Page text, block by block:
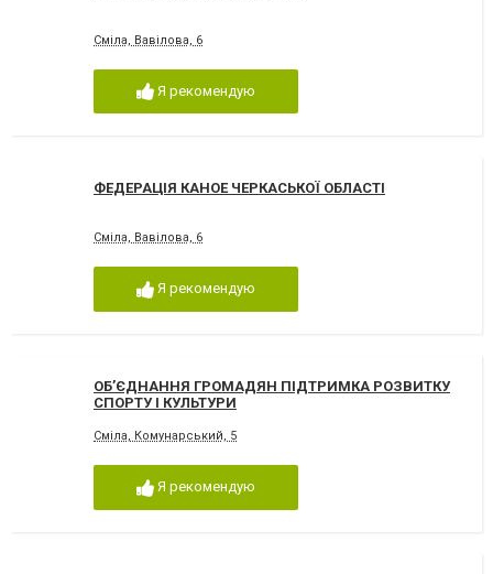
Сміла, Вавілова, 6
Я рекомендую
ФЕДЕРАЦІЯ КАНОЕ ЧЕРКАСЬКОЇ ОБЛАСТІ
Сміла, Вавілова, 6
Я рекомендую
ОБ’ЄДНАННЯ ГРОМАДЯН ПІДТРИМКА РОЗВИТКУ
СПОРТУ І КУЛЬТУРИ
Сміла, Комунарський, 5
Я рекомендую